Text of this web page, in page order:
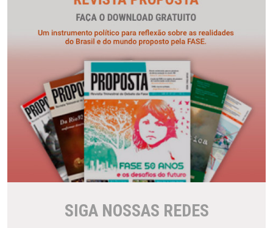
SIGA NOSSAS REDES